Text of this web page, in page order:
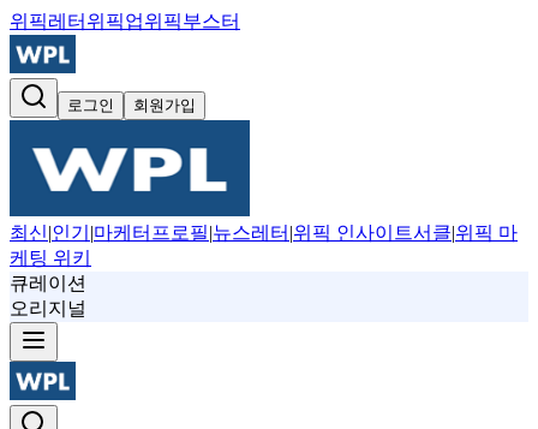
위픽레터 위픽업위픽부스터
로그인 회원가입
최신|인기 |마케터프로필|뉴스레터 |위픽 인사이트서클|위픽 마
케팅 위키
큐레이션
오리지널